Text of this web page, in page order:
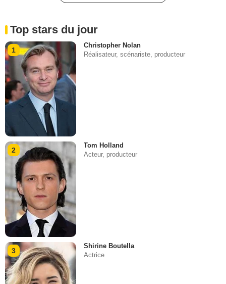
Top stars du jour
1
Christopher Nolan
Réalisateur, scénariste, producteur
2
Tom Holland
Acteur, producteur
3
Shirine Boutella
Actrice